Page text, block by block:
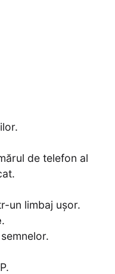
de telefon al
un limbaj ușor.
.